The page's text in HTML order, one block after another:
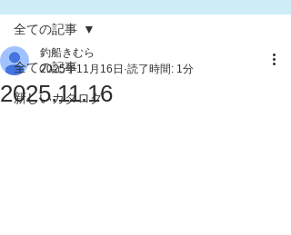
全ての記事
新しいカタログ
全ての記事
2025.11.16
釣船きむら
2025年11月16日 読了時間: 1分